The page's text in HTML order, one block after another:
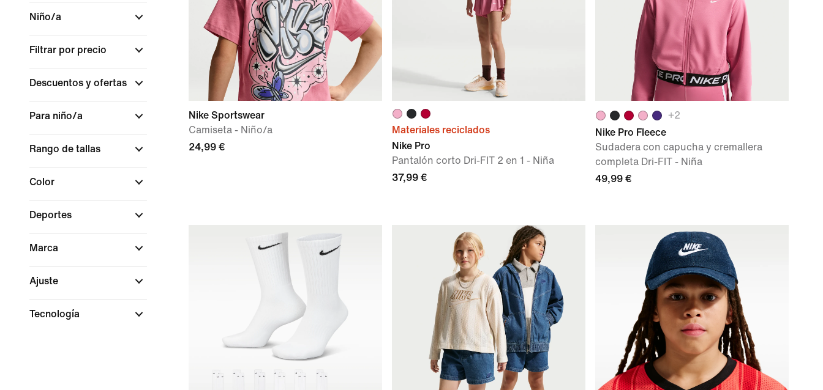
Niño/a
Filtrar por precio
Descuentos y ofertas
Para niño/a
Rango de tallas
Color
Deportes
Marca
Ajuste
Tecnología
Nike Sportswear
Camiseta - Niño/a
24,99 €
Materiales reciclados
Nike Pro
Pantalón corto Dri-FIT 2 en 1 - Niña
37,99 €
+2
Nike Pro Fleece
Sudadera con capucha y cremallera
completa Dri-FIT - Niña
49,99 €